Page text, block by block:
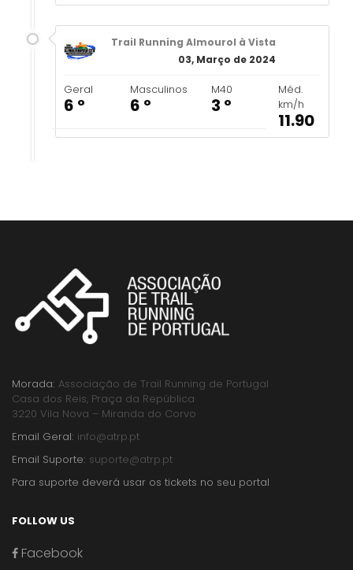
Trail Running Almourol à Vista
03, Março de 2024
Geral
6 º
Masculinos
6 º
M40
3 º
Méd.
km/h
11.90
Morada: Associação de Trail Running de Portugal
Casa dos Reis, Praça da República
3220 Vila Nova – Miranda do Corvo
Email Geral: info@atrp.pt
Email Suporte: suporte@atrp.pt
Para suporte deverá usar os tickets no seu portal
FOLLOW US
Facebook